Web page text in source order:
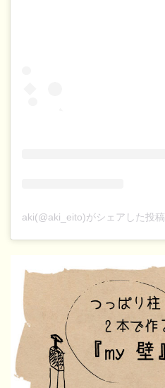
aki(@aki_eito)がシェアした投稿